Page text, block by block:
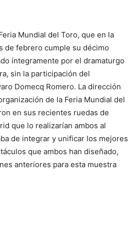
Mundial del Toro, que en la
de febrero cumple su décimo
íntegramente por el dramaturgo
sin la participación del
Domecq Romero. La dirección
de la Feria Mundial del
en sus recientes ruedas de
que lo realizarían ambos al
de integrar y unificar los mejores
que ambos han diseñado,
anteriores para esta muestra